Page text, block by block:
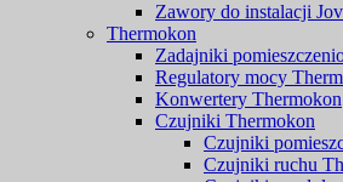
Zawory do instalacji
Thermokon
Zadajniki
Regulatory mocy
Konwertery Thermokon
Czujniki Thermokon
Czujniki
Czujniki ruchu